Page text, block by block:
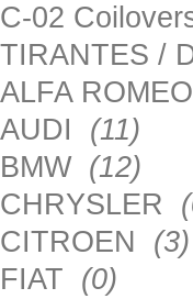
C-02
TIRANTES /
ALFA ROMEO
AUDI (11)
BMW (12)
CHRYSLER
CITROEN (3)
FIAT (0)